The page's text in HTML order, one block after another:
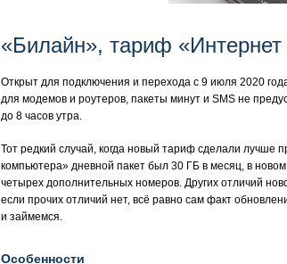
«Билайн», тариф
Открыт для подключения и перехода с 9 июля 2020
для модемов и роутеров, пакеты минут и SMS не
до 8 часов утра.
Тот редкий случай, когда новый тариф сделали
компьютера» дневной пакет был 30 ГБ в месяц, в
четырех дополнительных номеров. Других отличий
если прочих отличий нет, всё равно сам факт
и займемся.
Особенности